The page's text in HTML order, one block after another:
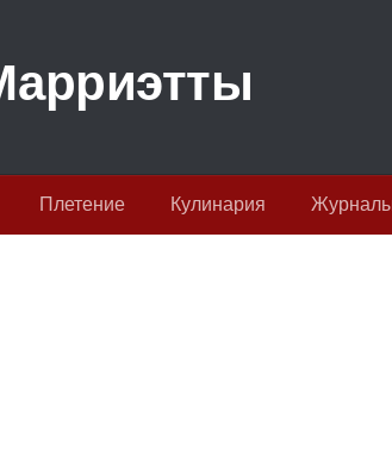
Плетение Кулинария